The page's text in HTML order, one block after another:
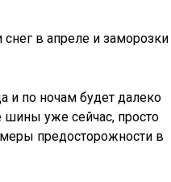
в апреле и заморозки
и по ночам будет далеко
шины уже сейчас, просто
предосторожности в